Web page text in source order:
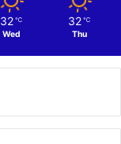
32 ℃
Wed
32 ℃
Thu